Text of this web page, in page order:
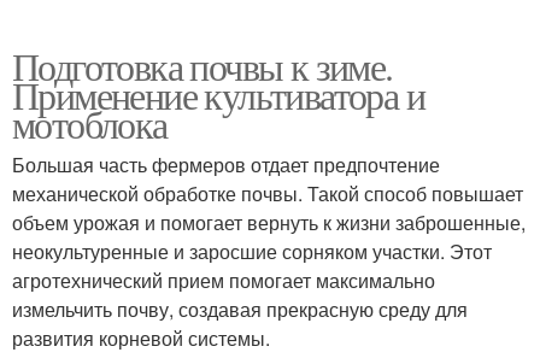
Подготовка почвы к зиме.
Применение культиватора и
мотоблока
Большая часть фермеров отдает предпочтение
механической обработке почвы. Такой способ повышает
объем урожая и помогает вернуть к жизни заброшенные,
неокультуренные и заросшие сорняком участки. Этот
агротехнический прием помогает максимально
измельчить почву, создавая прекрасную среду для
развития корневой системы.